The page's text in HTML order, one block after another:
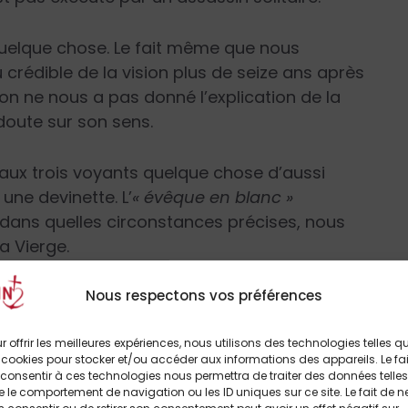
Nous respectons vos préférences
offrir les meilleures expériences, nous utilisons des technologies telles
pour stocker et/ou accéder aux informations des appareils. Le
à ces technologies nous permettra de traiter des données telles
le comportement de navigation ou les ID uniques sur ce site. Le fait de
chose. Le fait même que nous
de la vision plus de seize ans après
ne nous a pas donné l’explication de la
sur son sens.
trois voyants quelque chose d’aussi
devinette. L’« évêque en blanc »
quelles circonstances précises, nous
Vierge.
demander au Saint-Père de
?